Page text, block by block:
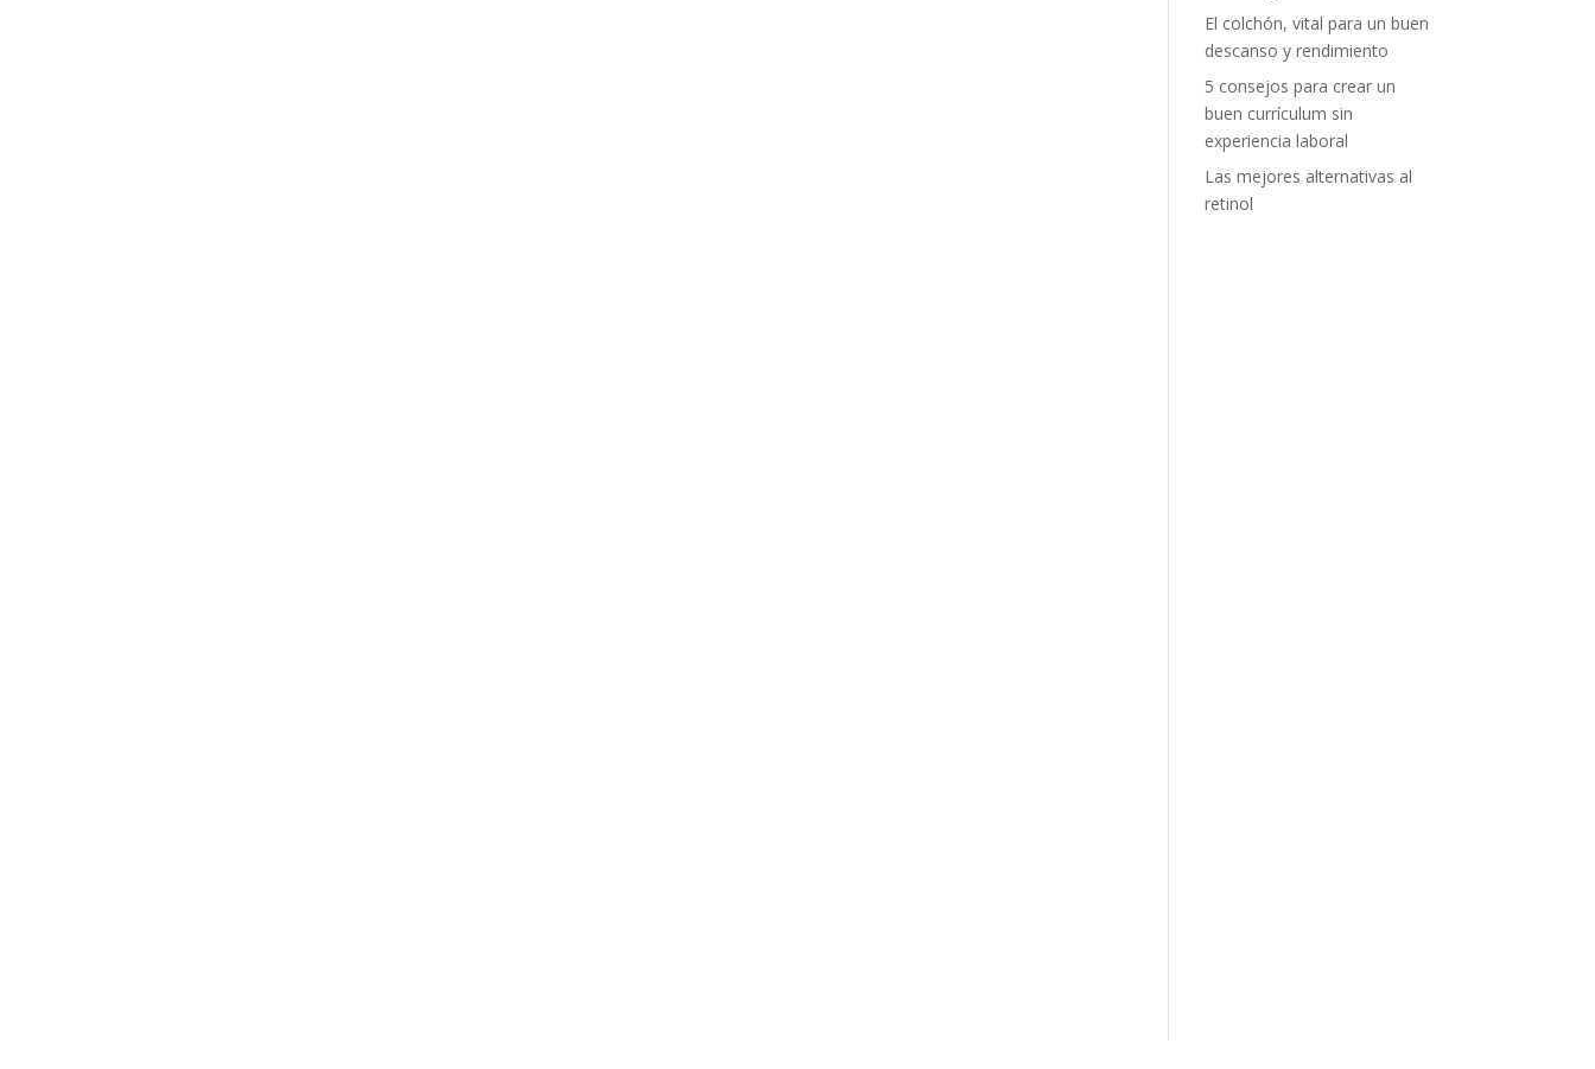
El colchón, vital para un buen
descanso y rendimiento
5 consejos para crear un
buen currículum sin
experiencia laboral
Las mejores alternativas al
retinol